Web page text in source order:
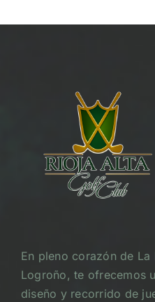
En pleno corazón de
Logroño, te ofrecemos
diseño y recorrido de